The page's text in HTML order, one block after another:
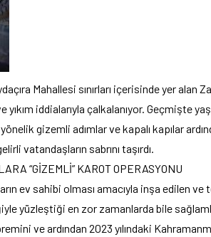
Mahallesi sınırları içerisinde yer alan
iddialarıyla çalkalanıyor. Geçmişte
gizemli adımlar ve kapalı kapılar
vatandaşların sabrını taşırdı.
“GİZEMLİ” KAROT OPERASYONU
ev sahibi olması amacıyla inşa edilen
yüzleştiği en zor zamanlarda bile
ve ardından 2023 yılındaki